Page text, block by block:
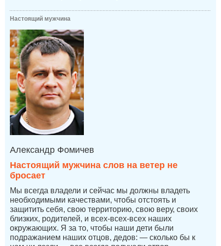
Настоящий мужчина
Александр Фомичев
Настоящий мужчина слов на ветер не
бросает
Мы всегда владели и сейчас мы должны владеть
необходимыми качествами, чтобы отстоять и
защитить себя, свою территорию, свою веру, своих
близких, родителей, и всех-всех-всех наших
окружающих. Я за то, чтобы наши дети были
подражанием наших отцов, дедов: — сколько бы к